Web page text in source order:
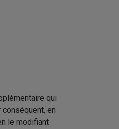
qui
en
le modifiant